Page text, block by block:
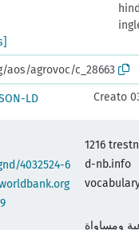
agrovoc/c_28663
LD Creato
1216
4032524-6
d-nb.info
ومساواة